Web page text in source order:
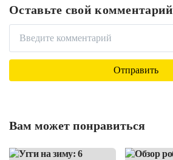
Оставьте свой комментарий
Вам может понравиться